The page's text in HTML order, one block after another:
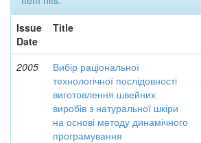
Issue
Date
Title
2005
Вибір раціональної
технологічної послідовності
виготовлення швейних
виробів з натуральної шкіри
на основі методу динамічного
програмування